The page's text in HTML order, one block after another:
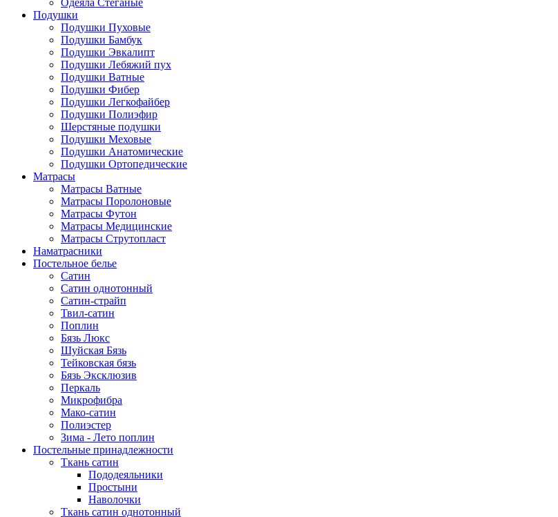
Одеяла Стеганые
Подушки
Подушки Пуховые
Подушки Бамбук
Подушки Эвкалипт
Подушки Лебяжий пух
Подушки Ватные
Подушки Фибер
Подушки Легкофайбер
Подушки Полиэфир
Шерстяные подушки
Подушки Меховые
Подушки Анатомические
Подушки Ортопедические
Матрасы
Матрасы Ватные
Матрасы Поролоновые
Матрасы Футон
Матрасы Медицинские
Матрасы Струтопласт
Наматрасники
Постельное белье
Сатин
Сатин однотонный
Сатин-страйп
Твил-сатин
Поплин
Бязь Люкс
Шуйская Бязь
Тейковская бязь
Бязь Эксклюзив
Перкаль
Микрофибра
Мако-сатин
Полиэстер
Зима - Лето поплин
Постельные принадлежности
Ткань сатин
Пододеяльники
Простыни
Наволочки
Ткань сатин однотонный